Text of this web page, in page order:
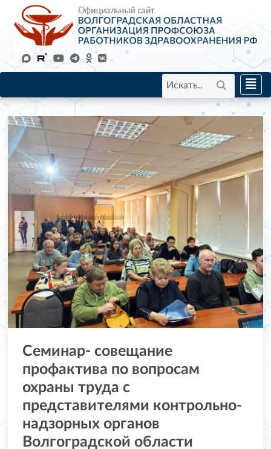
Семинар- совещание
профактива по вопросам
охраны труда с
представителями контрольно-
надзорных органов
Волгоградской области